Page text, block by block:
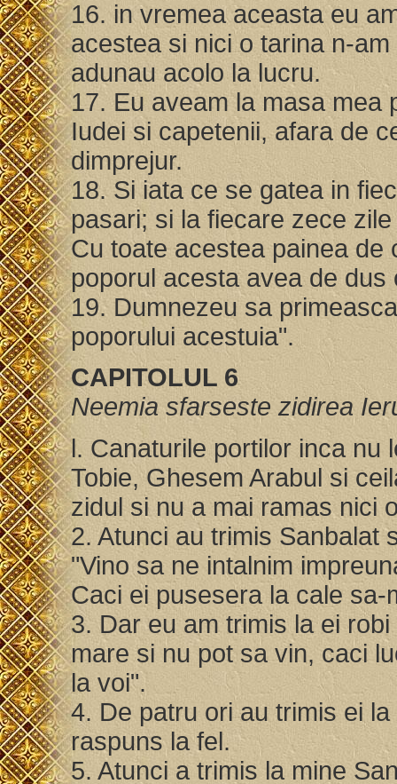
16. in vremea aceasta eu
acestea si nici o tarina n-
adunau acolo la lucru.
17. Eu aveam la masa mea
Iudei si capetenii, afara de
dimprejur.
18. Si iata ce se gatea in
pasari; si la fiecare zece
Cu toate acestea painea
poporul acesta avea de
19. Dumnezeu sa
poporului acestuia".
CAPITOLUL 6
Neemia sfarseste zidirea
l. Canaturile portilor inca nu
Tobie, Ghesem Arabul si
zidul si nu a mai ramas nici
2. Atunci au trimis Sanbalat
"Vino sa ne intalnim
Caci ei pusesera la cale
3. Dar eu am trimis la ei
mare si nu pot sa vin, caci
la voi".
4. De patru ori au trimis ei
raspuns la fel.
5. Atunci a trimis la mine